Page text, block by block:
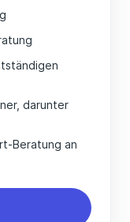
darunter
Beratung an